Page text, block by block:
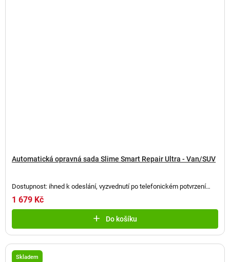
Automatická opravná sada Slime Smart Repair Ultra - Van/SUV
Dostupnost: ihned k odeslání, vyzvednutí po telefonickém potvrzení
(2 ks)
1 679 Kč
Do košíku
Skladem